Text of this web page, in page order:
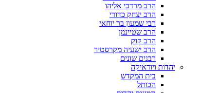
הרב מרדכי אליהו
הרב יצחק כדורי
רבי שמעון בר יוחאי
הרב שטיינמן
הרב קוק
הרב ישעיה מקרסטיר
רבנים שונים
יהדות ויודאיקה
בית המקדש
הכותל